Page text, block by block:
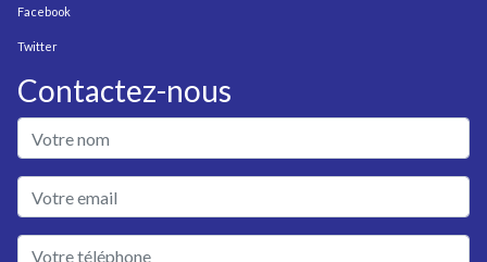
Facebook
Twitter
Contactez-nous